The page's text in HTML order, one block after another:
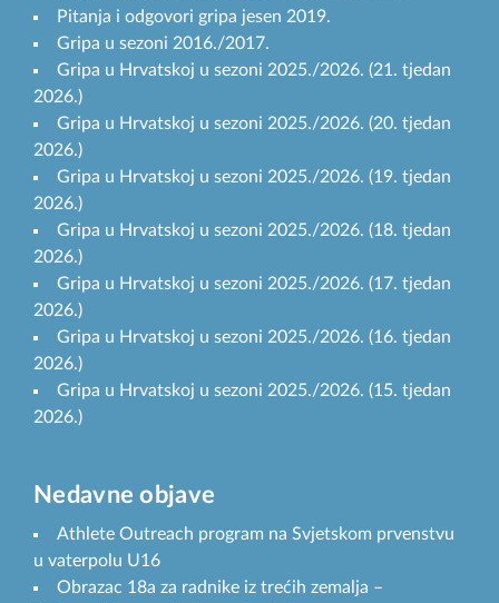
Pitanja i odgovori gripa jesen 2019.
Gripa u sezoni 2016./2017.
Gripa u Hrvatskoj u sezoni 2025./2026. (21. tjedan
2026.)
Gripa u Hrvatskoj u sezoni 2025./2026. (20. tjedan
2026.)
Gripa u Hrvatskoj u sezoni 2025./2026. (19. tjedan
2026.)
Gripa u Hrvatskoj u sezoni 2025./2026. (18. tjedan
2026.)
Gripa u Hrvatskoj u sezoni 2025./2026. (17. tjedan
2026.)
Gripa u Hrvatskoj u sezoni 2025./2026. (16. tjedan
2026.)
Gripa u Hrvatskoj u sezoni 2025./2026. (15. tjedan
2026.)
Nedavne objave
Athlete Outreach program na Svjetskom prvenstvu
u vaterpolu U16
Obrazac 18a za radnike iz trećih zemalja –